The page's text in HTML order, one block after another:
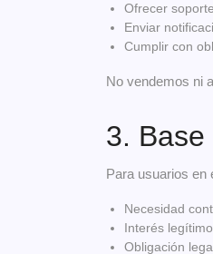
Ofrecer
Enviar
Cumplir con
No vendemos ni
3.
Para usuarios en
Necesidad
Interés
Obligación